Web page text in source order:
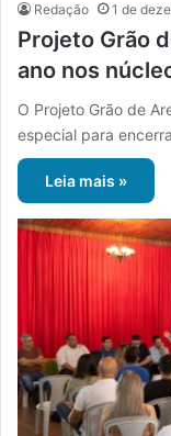
Redação 1 de
Projeto Grão
ano nos
O Projeto Grão de
especial para
Leia mais »